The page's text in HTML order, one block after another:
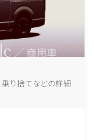
り捨てなどの詳細